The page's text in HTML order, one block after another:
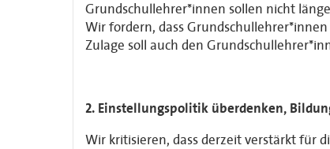
Grundschullehrer*innen sollen nicht
Wir fordern, dass
Zulage soll auch den
2. Einstellungspolitik überdenken,
Wir kritisieren, dass derzeit verstärkt für